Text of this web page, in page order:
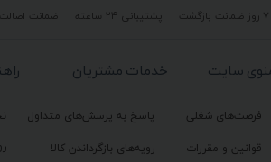
پشتیبانی ۲۴ ساعته ۷ روز ضمانت بازگشت ضمانت اصالت
خدمات مشتریان
پاسخ به پرسش‌های متداول
رویه‌های بازگرداندن کالا
سایت
فرصت‌های شغلی
قوانین و مقررات